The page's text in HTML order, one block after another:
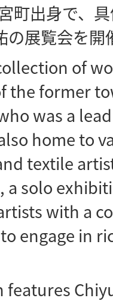
町出身で、
の展覧会を開
of
the former
was a
home to
textile
a solo
with a
engage in